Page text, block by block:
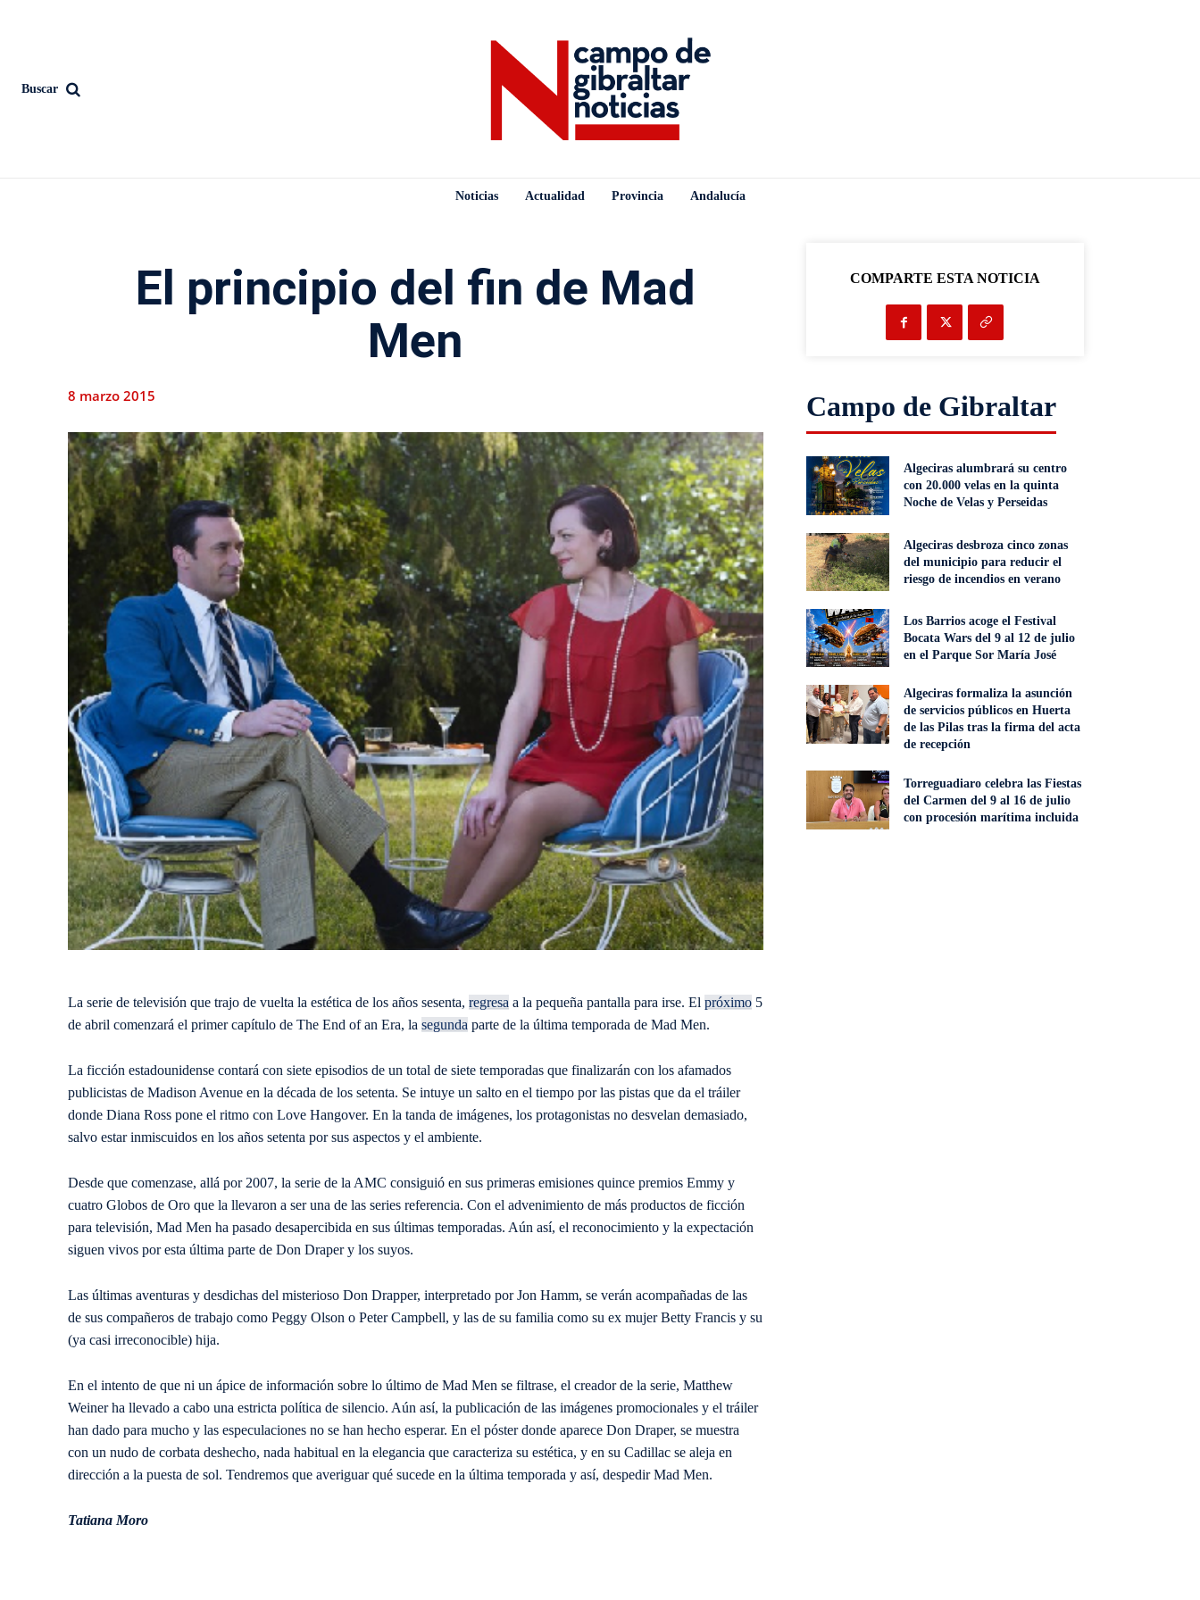
Buscar
Noticias Actualidad Provincia Andalucía
El principio del fin de Mad
Men
8 marzo 2015
La serie de televisión que trajo de vuelta la estética de los años sesenta, regresa a la pequeña pantalla para irse. El próximo 5
de abril comenzará el primer capítulo de The End of an Era, la segunda parte de la última temporada de Mad Men.
La ficción estadounidense contará con siete episodios de un total de siete temporadas que finalizarán con los afamados
publicistas de Madison Avenue en la década de los setenta. Se intuye un salto en el tiempo por las pistas que da el tráiler
donde Diana Ross pone el ritmo con Love Hangover. En la tanda de imágenes, los protagonistas no desvelan demasiado,
salvo estar inmiscuidos en los años setenta por sus aspectos y el ambiente.
Desde que comenzase, allá por 2007, la serie de la AMC consiguió en sus primeras emisiones quince premios Emmy y
cuatro Globos de Oro que la llevaron a ser una de las series referencia. Con el advenimiento de más productos de ficción
para televisión, Mad Men ha pasado desapercibida en sus últimas temporadas. Aún así, el reconocimiento y la expectación
siguen vivos por esta última parte de Don Draper y los suyos.
Las últimas aventuras y desdichas del misterioso Don Drapper, interpretado por Jon Hamm, se verán acompañadas de las
de sus compañeros de trabajo como Peggy Olson o Peter Campbell, y las de su familia como su ex mujer Betty Francis y su
(ya casi irreconocible) hija.
En el intento de que ni un ápice de información sobre lo último de Mad Men se filtrase, el creador de la serie, Matthew
Weiner ha llevado a cabo una estricta política de silencio. Aún así, la publicación de las imágenes promocionales y el tráiler
han dado para mucho y las especulaciones no se han hecho esperar. En el póster donde aparece Don Draper, se muestra
con un nudo de corbata deshecho, nada habitual en la elegancia que caracteriza su estética, y en su Cadillac se aleja en
dirección a la puesta de sol. Tendremos que averiguar qué sucede en la última temporada y así, despedir Mad Men.
Tatiana Moro
COMPARTE ESTA NOTICIA
Campo de Gibraltar
Algeciras alumbrará su centro
con 20.000 velas en la quinta
Noche de Velas y Perseidas
Algeciras desbroza cinco zonas
del municipio para reducir el
riesgo de incendios en verano
Los Barrios acoge el Festival
Bocata Wars del 9 al 12 de julio
en el Parque Sor María José
Algeciras formaliza la asunción
de servicios públicos en Huerta
de las Pilas tras la firma del acta
de recepción
Torreguadiaro celebra las Fiestas
del Carmen del 9 al 16 de julio
con procesión marítima incluida